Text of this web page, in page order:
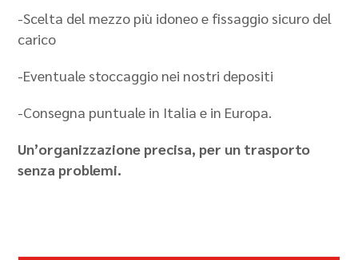
-Scelta del mezzo più idoneo e fissaggio sicuro del
carico
-Eventuale stoccaggio nei nostri depositi
-Consegna puntuale in Italia e in Europa.
Un’organizzazione precisa, per un trasporto
senza problemi.